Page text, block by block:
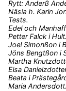
Rytt: Anderß
Näsia h. Karin
Tests.
Edel och
Petter Falck i Hult.
Joel Simonßon i
Jöns Bengtßon i
Martha
Elsa
Beata i
Maria